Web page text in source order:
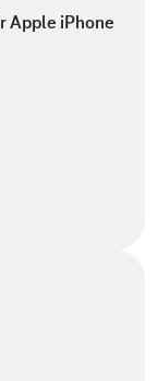
Apple iPhone